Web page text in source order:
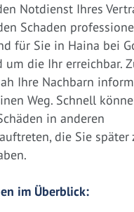
Notdienst Ihres
Schaden
für Sie in Haina bei
um die Ihr erreichbar.
Ihre Nachbarn
Weg. Schnell
in anderen
die Sie später
im Überblick: